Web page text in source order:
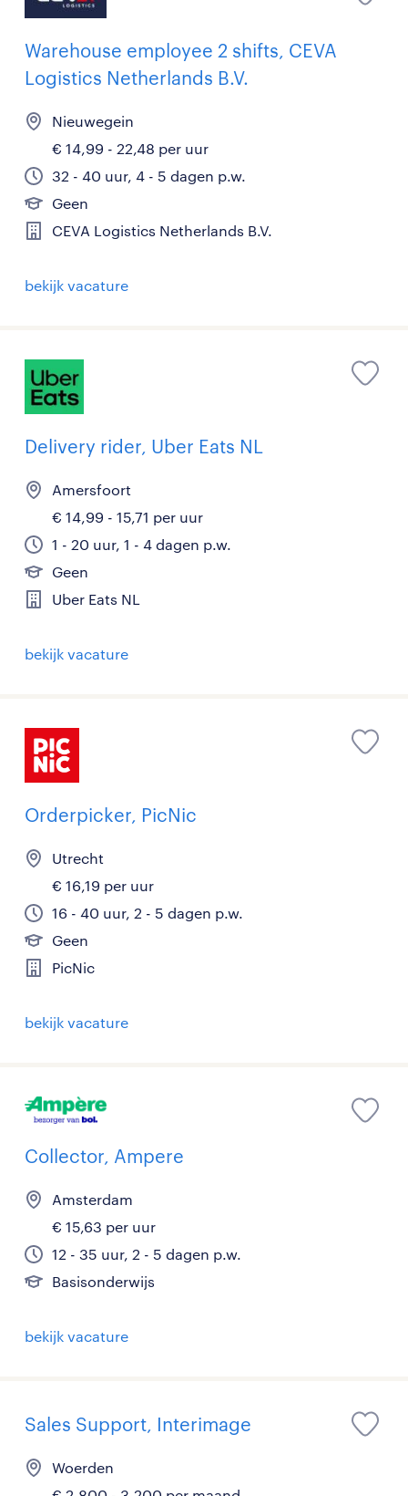
Warehouse employee 2 shifts, CEVA
Logistics Netherlands B.V.
Nieuwegein
€ 14,99 - 22,48 per uur
32 - 40 uur, 4 - 5 dagen p.w.
Geen
CEVA Logistics Netherlands B.V.
bekijk vacature
Delivery rider, Uber Eats NL
Amersfoort
€ 14,99 - 15,71 per uur
1 - 20 uur, 1 - 4 dagen p.w.
Geen
Uber Eats NL
bekijk vacature
Orderpicker, PicNic
Utrecht
€ 16,19 per uur
16 - 40 uur, 2 - 5 dagen p.w.
Geen
PicNic
bekijk vacature
Collector, Ampere
Amsterdam
€ 15,63 per uur
12 - 35 uur, 2 - 5 dagen p.w.
Basisonderwijs
bekijk vacature
Sales Support, Interimage
Woerden